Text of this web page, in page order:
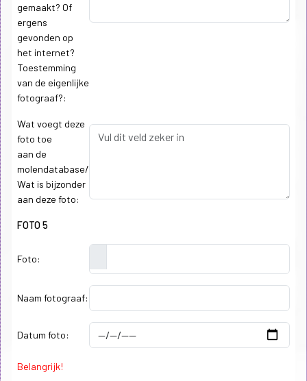
gemaakt? Of
ergens
gevonden op
het internet?
Toestemming
van de eigenlijke
fotograaf?:
Wat voegt deze
foto toe
aan de
molendatabase/
Wat is bijzonder
aan deze foto:
FOTO 5
Foto:
Naam fotograaf:
Datum foto:
Belangrijk!